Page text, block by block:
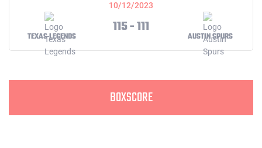
10/12/2023
TEXAS LEGENDS
115 - 111
AUSTIN SPURS
BOXSCORE